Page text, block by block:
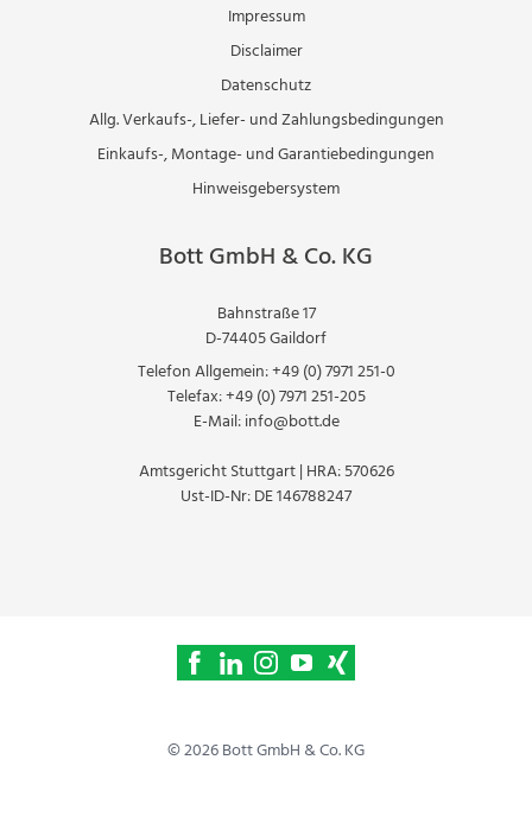
Impressum
Disclaimer
Datenschutz
Allg. Verkaufs-, Liefer- und Zahlungsbedingungen
Einkaufs-, Montage- und Garantiebedingungen
Hinweisgebersystem
Bott GmbH & Co. KG
Bahnstraße 17
D-74405 Gaildorf
Telefon Allgemein:+49 (0) 7971 251-0
Telefax:+49 (0) 7971 251-205
E-Mail:info@bott.de
Amtsgericht Stuttgart | HRA: 570626
Ust-ID-Nr: DE 146788247
© 2026 Bott GmbH & Co. KG